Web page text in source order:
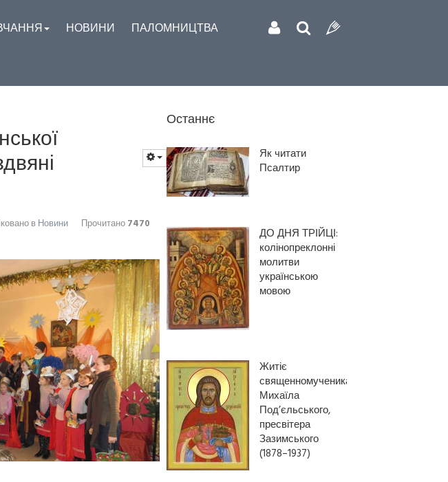
НОВИНИ ПАЛОМНИЦТВА
в Новини Прочитано7470
Останнє
Як читати
Псалтир
ДО ДНЯ ТРІЙЦІ:
колінопреклонні
молитви
українською
мовою
Житіє
священномученика
Михаїла
Под’єльського,
пресвітера
Зазимського
(1878–1937)